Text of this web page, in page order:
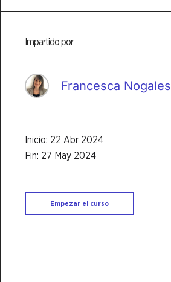
Impartido por
Francesca Nogales
Inicio: 22 Abr 2024
Fin: 27 May 2024
Empezar el curso